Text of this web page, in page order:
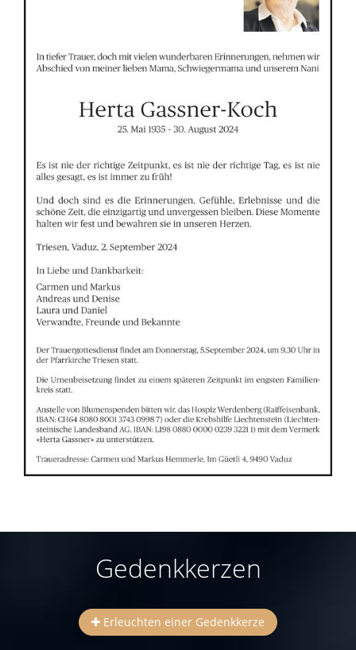
Gedenkkerzen
Erleuchten einer Gedenkkerze